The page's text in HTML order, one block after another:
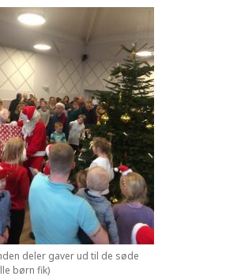
deler gaver ud til de søde
børn fik)